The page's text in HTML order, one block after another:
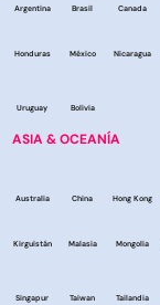
Argentina Brasil Canada
Honduras México Nicaragua
Uruguay Bolivia
ASIA & OCEANÍA
Australia China Hong Kong
Kirguistán Malasia Mongolia
Singapur Taiwan Tailandia